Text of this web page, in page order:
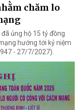
chăm lo
ủng hộ 15 tỷ đồng
hướng tới kỷ niệm
- 27/7/2027).